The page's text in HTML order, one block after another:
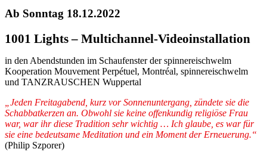
Ab Sonntag 18.12.2022
1001 Lights – Multichannel-Videoinstallation
in den Abendstunden im Schaufenster der spinnereischwelm
Kooperation Mouvement Perpétuel, Montréal, spinnereischwelm
und TANZRAUSCHEN Wuppertal
„Jeden Freitagabend, kurz vor Sonnenuntergang, zündete sie die
Schabbatkerzen an. Obwohl sie keine offenkundig religiöse Frau
war, war ihr diese Tradition sehr wichtig … Ich glaube, es war für
sie eine bedeutsame Meditation und ein Moment der Erneuerung.“
(Philip Szporer)